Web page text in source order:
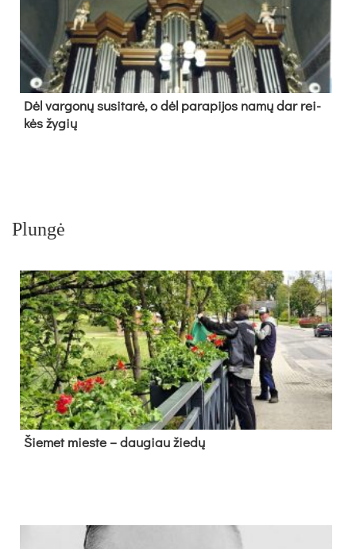
Dėl var­go­nų su­si­ta­rė, o dėl pa­ra­pi­jos na­mų dar rei­
kės žy­gių
Plungė
Šie­met mies­te – dau­giau žie­dų